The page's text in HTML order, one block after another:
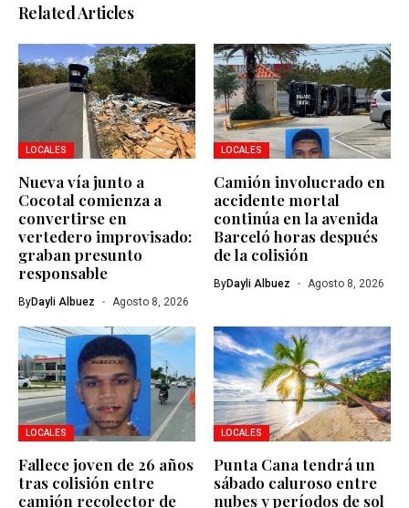
Related Articles
LOCALES
Nueva vía junto a
Cocotal comienza a
convertirse en
vertedero improvisado:
graban presunto
responsable
ByDayli Albuez Agosto 8, 2026
LOCALES
Camión involucrado en
accidente mortal
continúa en la avenida
Barceló horas después
de la colisión
ByDayli Albuez Agosto 8, 2026
LOCALES
Fallece joven de 26 años
tras colisión entre
camión recolector de
LOCALES
Punta Cana tendrá un
sábado caluroso entre
nubes y períodos de sol